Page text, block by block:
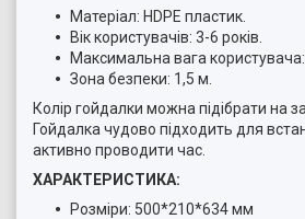
Матеріал: HDPE пластик.
Вік користувачів: 3-6 років.
Максимальна вага користувача:
Зона безпеки: 1,5 м.
Колір гойдалки можна підібрати на
Гойдалка чудово підходить для
активно проводити час.
ХАРАКТЕРИСТИКА:
Розміри: 500*210*634 мм